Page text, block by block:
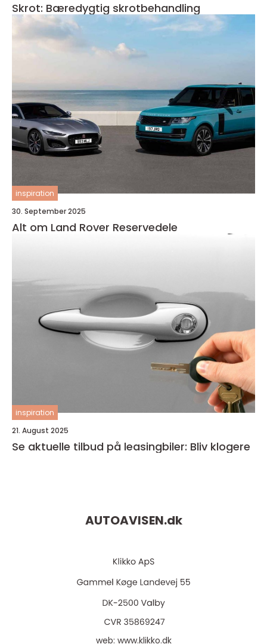
Skrot: Bæredygtig skrotbehandling
inspiration
30. September 2025
Alt om Land Rover Reservedele
inspiration
21. August 2025
Se aktuelle tilbud på leasingbiler: Bliv klogere
AUTOAVISEN.dk
web: www.klikko.dk